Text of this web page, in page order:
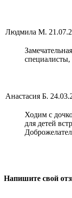
Людмила М.
специалисты,
Анастасия Б.
Ходим с
для детей
Напишите свой